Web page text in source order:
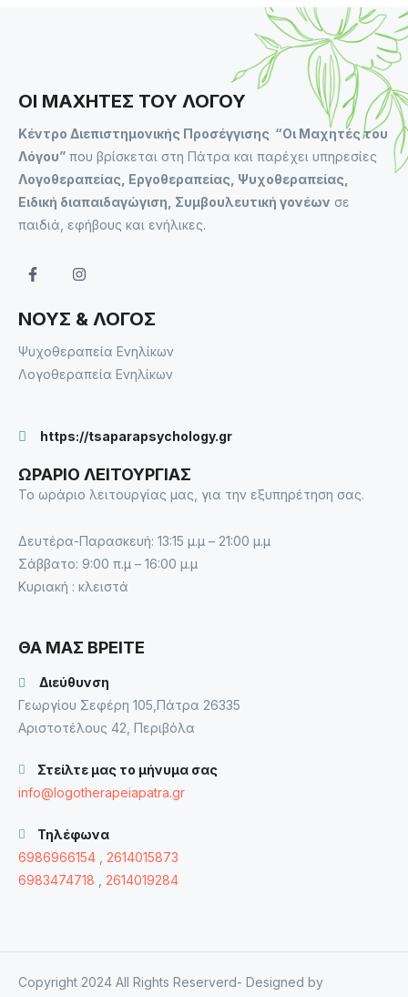
ΟΙ ΜΑΧΗΤΕΣ ΤΟΥ ΛΟΓΟΥ
Κέντρο Διεπιστημονικής Προσέγγισης “Οι Μαχητές του
Λόγου” που βρίσκεται στη Πάτρα και παρέχει υπηρεσίες
Λογοθεραπείας, Εργοθεραπείας, Ψυχοθεραπείας,
Ειδική διαπαιδαγώγιση, Συμβουλευτική γονέων σε
παιδιά, εφήβους και ενήλικες.
ΝΟΥΣ & ΛΟΓΟΣ
Ψυχοθεραπεία Ενηλίκων
Λογοθεραπεία Ενηλίκων
https://tsaparapsychology.gr
ΩΡΑΡΙΟ ΛΕΙΤΟΥΡΓΙΑΣ
Το ωράριο λειτουργίας μας, για την εξυπηρέτηση σας.
Δευτέρα-Παρασκευή: 13:15 μ.μ – 21:00 μ.μ
Σάββατο: 9:00 π.μ – 16:00 μ.μ
Κυριακή : κλειστά
ΘΑ ΜΑΣ ΒΡΕΙΤΕ
Διεύθυνση
Γεωργίου Σεφέρη 105,Πάτρα 26335
Αριστοτέλους 42, Περιβόλα
Στείλτε μας το μήνυμα σας
info@logotherapeiapatra.gr
Τηλέφωνα
6986966154
2614015873
6983474718
2614019284
Copyright 2024 All Rights Reserverd- Designed by